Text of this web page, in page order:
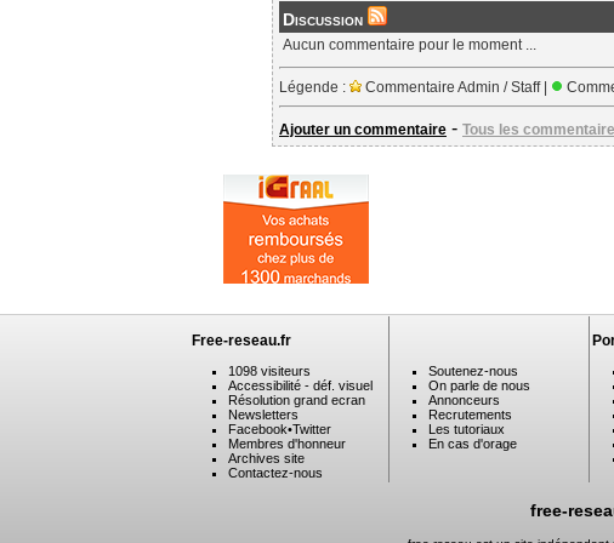
Discussion
Aucun commentaire pour le moment ...
Légende : Commentaire Admin / Staff |
Ajouter un commentaire - Tous les
Free-reseau.fr
1098 visiteurs
Accessibilité - déf. visuel
Résolution grand ecran
Newsletters
Facebook•Twitter
Membres d'honneur
Archives site
Contactez-nous
Soutenez-nous
On parle de nous
Annonceurs
Recrutements
Les tutoriaux
En cas d'orage
free-